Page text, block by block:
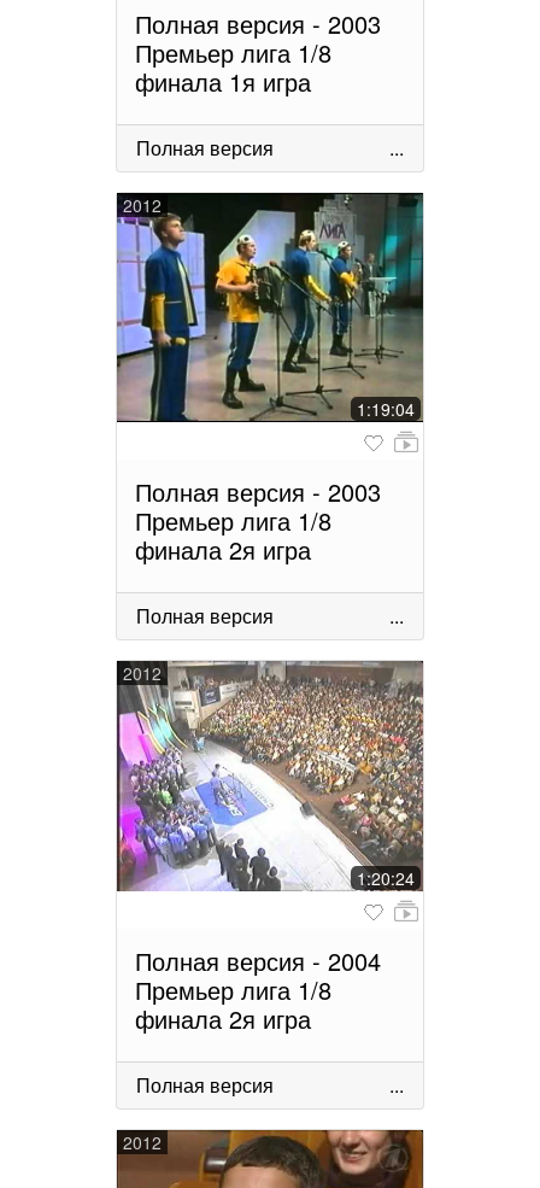
Полная версия - 2003
Премьер лига 1/8
финала 1я игра
Полная версия ...
2012
1:19:04
Полная версия - 2003
Премьер лига 1/8
финала 2я игра
Полная версия ...
2012
1:20:24
Полная версия - 2004
Премьер лига 1/8
финала 2я игра
Полная версия ...
2012